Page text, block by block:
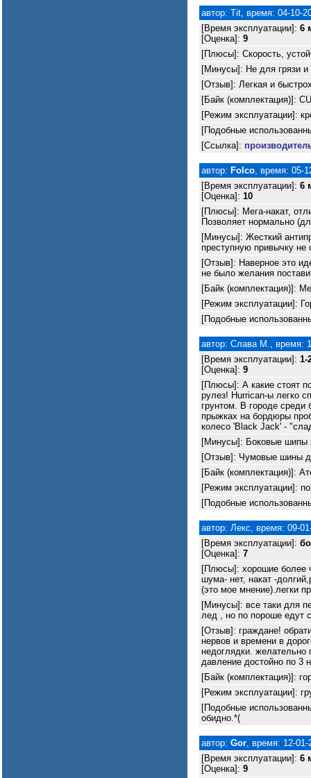
автор: Tit, время: 04-10-
[Время эксплуатации]: 6
[Оценка]: 9
[Плюсы]: Скорость,
[Минусы]: Не для грязи и
[Отзыв]: Легкая и
[Байк (комплектация)]:
[Режим эксплуатации]:
[Подобные
[Ссылка]:
автор: Folco, время: 05-
[Время эксплуатации]: 6
[Оценка]: 10
[Плюсы]: Мега-накат,
Позволяет нормально
[Минусы]: Жесткий
преступную привычку
[Отзыв]: Наверное это
не было желания
[Байк (комплектация)]:
[Режим эксплуатации]:
[Подобные
автор: Слава М., время:
[Время эксплуатации]: 1-
[Оценка]: 9
[Плюсы]: А какие стоят
рулез! Hurrican-ы легко
грунтом. В городе среди
прыжках на бордюры
колесо 'Black Jack' -
[Минусы]: Боковые шипы
[Отзыв]: Чумовые шины
[Байк (комплектация)]:
[Режим эксплуатации]:
[Подобные
автор: Лекс, время: 09-
[Время эксплуатации]:
[Оценка]: 7
[Плюсы]: хорошие более
шума- нет, накат -
(это мое мнение).легки
[Минусы]: все таки для
лед , но по пороше едут
[Отзыв]: граждане!
нервов и времени в
недоглядки. желательно
давление достойно по 3
[Байк (комплектация)]:
[Режим эксплуатации]:
[Подобные
обидно.*(
автор: Gor, время: 12-01-
[Время эксплуатации]: 6
[Оценка]: 9